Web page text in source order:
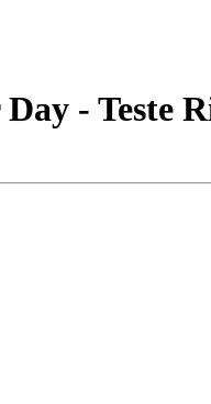
- Teste